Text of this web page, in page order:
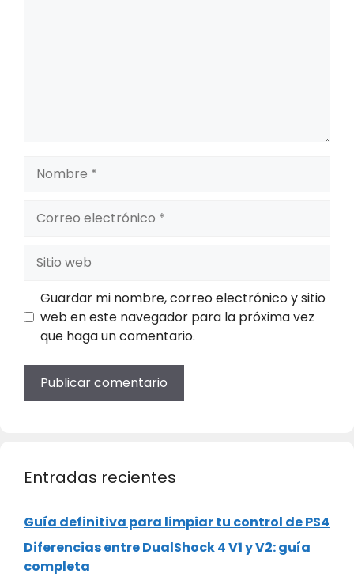
Nombre
electrónico
Sitio
web
Guardar mi nombre, correo electrónico y sitio
web en este navegador para la próxima vez
que haga un comentario.
Entradas recientes
Guía definitiva para limpiar tu control de PS4
Diferencias entre DualShock 4 V1 y V2: guía
completa